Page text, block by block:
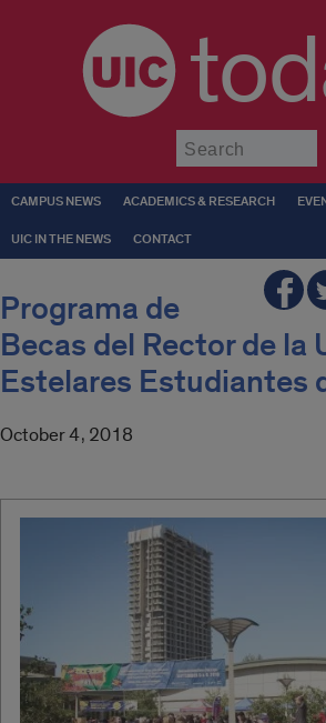
CAMPUS NEWS ACADEMICS & RESEARCH
UIC IN THE NEWS CONTACT
Programa de
Becas del Rector de la
Estelares Estudiantes
October 4, 2018